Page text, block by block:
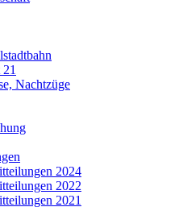
Nachtzüge
2024
2022
2021